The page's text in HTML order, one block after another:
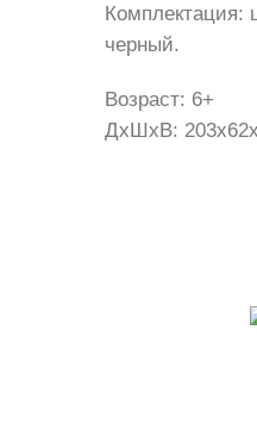
Комплектация:
черный.
Возраст: 6+
ДxШxВ: